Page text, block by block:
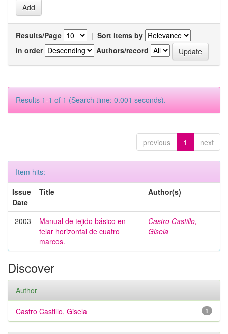
Results/Page | Sort items by
In order
Authors/record
Results 1-1 of 1 (Search time: 0.001 seconds).
previous 1 next
Item hits:
Issue
Date
Title Author(s)
2003
Manual de tejido básico en
telar horizontal de cuatro
marcos.
Castro Castillo,
Gisela
Discover
Author
1
Castro Castillo, Gisela